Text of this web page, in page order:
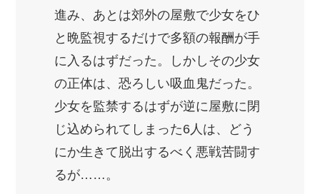
進み、あとは郊外の屋敷で少女をひ
と晩監視するだけで多額の報酬が手
に入るはずだった。しかしその少女
の正体は、恐ろしい吸血鬼だった。
少女を監禁するはずが逆に屋敷に閉
じ込められてしまった6人は、どう
にか生きて脱出するべく悪戦苦闘す
るが……。